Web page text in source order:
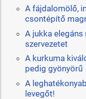
A fájdalomölő,
csontépítő
A jukka elegáns
szervezetet
A kurkuma
pedig gyönyörű
A
levegőt!